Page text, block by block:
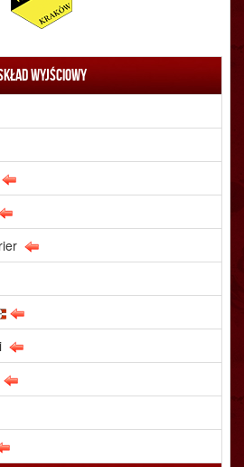
wyjściowy